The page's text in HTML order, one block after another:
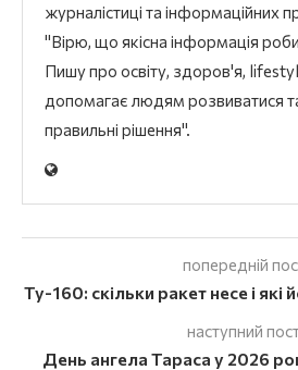
журналістиці та інформаційних
"Вірю, що якісна інформація
Пишу про освіту, здоров'я,
допомагає людям розвиватися
правильні рішення".
попередній
Ту-160: скільки ракет несе і які
наступний
День ангела Тараса у 2026